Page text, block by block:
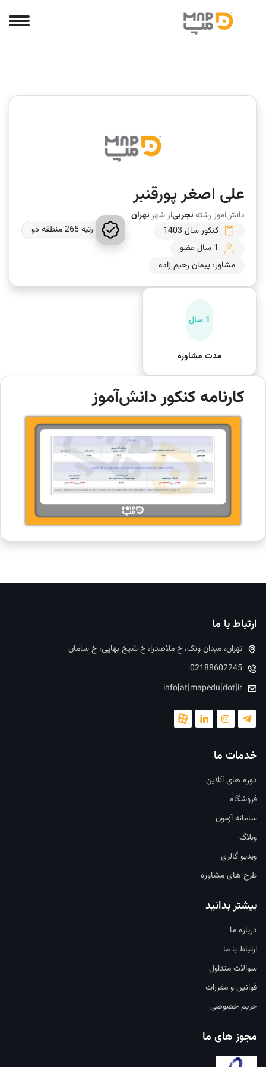
علی اصغر پورقنبر
دانش‌آموز رشتهتجربیاز شهرتهران
کنکور سال 1403
1 سال عضو
مشاور: پیمان رحیم زاده
رتبه 265 منطقه دو
1 سال
مدت مشاوره
کارنامه کنکور دانش‌آموز
ارتباط با ما
تهران، میدان ونک، خ ملاصدرا، خ شیخ بهایی، خ سامان
02188602245
info[at]mapedu[dot]ir
خدمات ما
دوره های آنلاین
فروشگاه
سامانه آزمون
وبلاگ
ویدیو گالری
طرح های مشاوره
بیشتر بدانید
درباره ما
ارتباط با ما
سوالات متداول
قوانین و مقررات
حریم خصوصی
مجوز های ما